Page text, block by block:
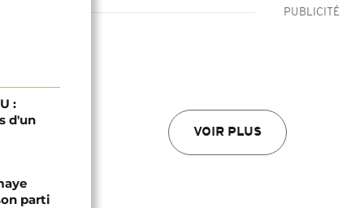
PUBLICITÉ
VOIR PLUS
:
d'un
parti